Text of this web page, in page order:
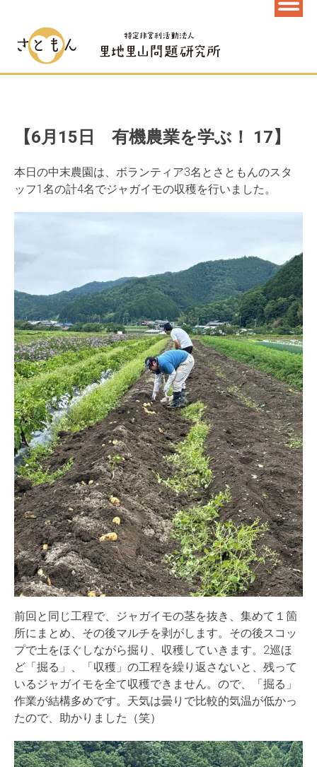
【6月15日 有機農業を学ぶ！ 17】
本日の中末農園は、 ボランティア3名とさともんのスタ
ッフ1名の計4名でジャガイモの収穫を行いました。
前回と同じ工程で、ジャガイモの茎を抜き、 集めて１箇
所にまとめ、その後マルチを剥がします。 その後スコッ
プで土をほぐしながら掘り、収穫していきます。 2巡ほ
ど「掘る」、「収穫」の工程を繰り返さないと、 残って
いるジャガイモを全て収穫できません。ので、「掘る」
作業が結構多めです。天気は曇りで比較的気温が低かっ
たので、 助かりました（笑）